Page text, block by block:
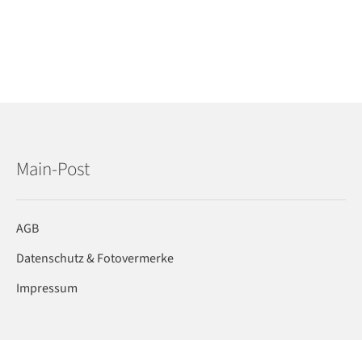
Main-Post
AGB
Datenschutz & Fotovermerke
Impressum